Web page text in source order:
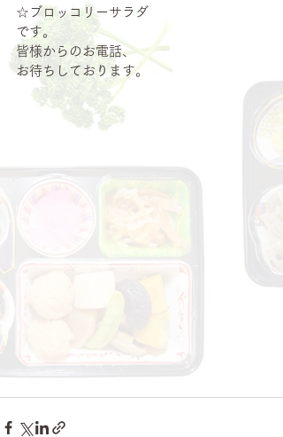
☆ブロッコリーサラダ
です。
皆様からのお電話、
お待ちしております。